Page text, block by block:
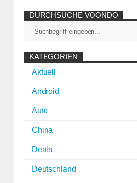
DURCHSUCHE VOONDO
KATEGORIEN
Aktuell
Android
Auto
China
Deals
Deutschland